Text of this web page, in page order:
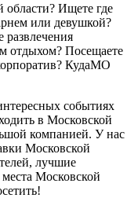
области? Ищете где
или девушкой?
развлечения
отдыхом? Посещаете
КудаМО
событиях
в Московской
компанией. У нас
Московской
лучшие
Московской